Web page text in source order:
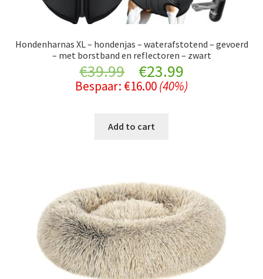
Hondenharnas XL – hondenjas – waterafstotend – gevoerd
– met borstband en reflectoren – zwart
€39.99
Original
price
was:
€23.99Current
price
Bespaar: €16.00(40%)
Add to cart